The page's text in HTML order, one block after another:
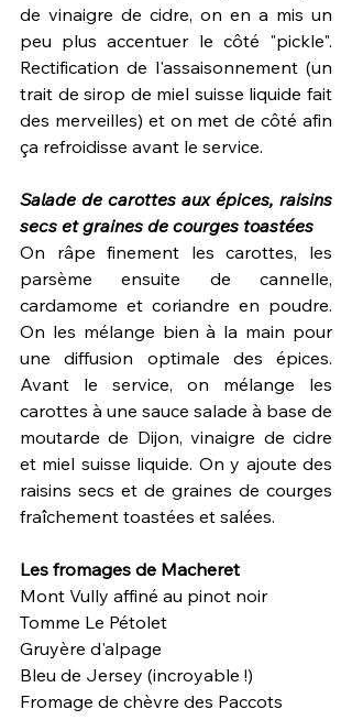
de vinaigre de cidre, on en a mis un
peu plus accentuer le côté "pickle".
Rectification de l'assaisonnement (un
trait de sirop de miel suisse liquide fait
des merveilles) et on met de côté afin
ça refroidisse avant le service.
Salade de carottes aux épices, raisins
secs et graines de courges toastées
On râpe finement les carottes, les
parsème ensuite de cannelle,
cardamome et coriandre en poudre.
On les mélange bien à la main pour
une diffusion optimale des épices.
Avant le service, on mélange les
carottes à une sauce salade à base de
moutarde de Dijon, vinaigre de cidre
et miel suisse liquide. On y ajoute des
raisins secs et de graines de courges
fraîchement toastées et salées.
Les fromages de Macheret
Mont Vully affiné au pinot noir
Tomme Le Pétolet
Gruyère d'alpage
Bleu de Jersey (incroyable !)
Fromage de chèvre des Paccots